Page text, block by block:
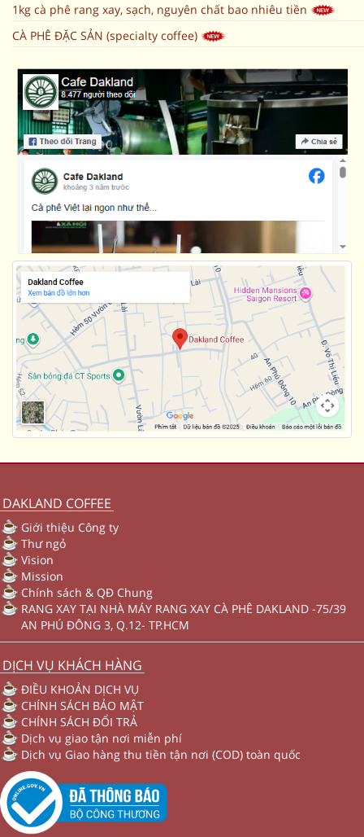
1kg cà phê rang xay, sạch, nguyên chất bao nhiêu tiền
CÀ PHÊ ĐẶC SẢN (specialty coffee)
DAKLAND COFFEE
Giới thiệu Công ty
Thư ngỏ
Vision
Mission
Chính sách & QĐ Chung
RANG XAY TẠI NHÀ MÁY RANG XAY CÀ PHÊ DAKLAND -75/39
AN PHÚ ĐÔNG 3, Q.12- TP.HCM
DỊCH VỤ KHÁCH HÀNG
ĐIỀU KHOẢN DỊCH VỤ
CHÍNH SÁCH BẢO MẬT
CHÍNH SÁCH ĐỔI TRẢ
Dịch vụ giao tận nơi miễn phí
Dịch vụ Giao hàng thu tiền tận nơi (COD) toàn quốc